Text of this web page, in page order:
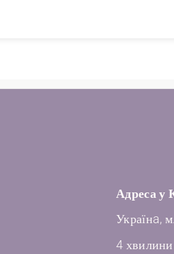
Адреса у
Українa,
4 хвилини